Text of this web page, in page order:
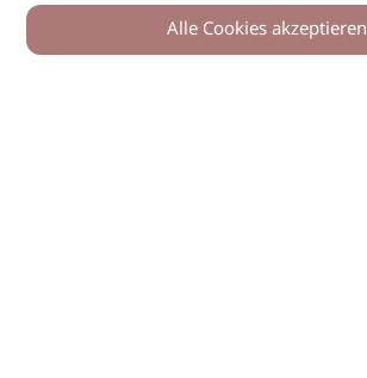
0
Alle Cookies akzeptieren